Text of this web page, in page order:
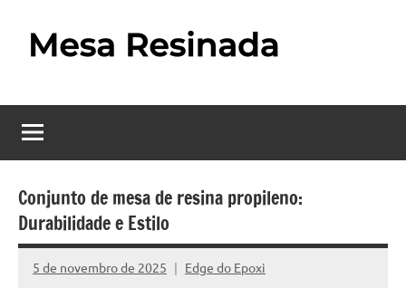
Resinada
–
Como
Fazer
uma
o
fascinante
mesas
resinadas,
onde
elegância
Conjunto de mesa de resina propileno:
Durabilidade e Estilo
5 de novembro de 2025 Edge do Epoxi
Nenhum